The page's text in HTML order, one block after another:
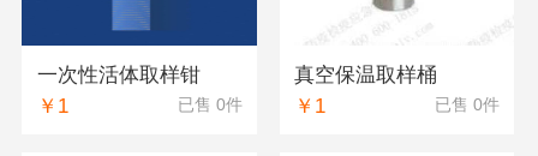
一次性活体取样钳
￥1
已售 0件
真空保温取样桶
￥1
已售 0件